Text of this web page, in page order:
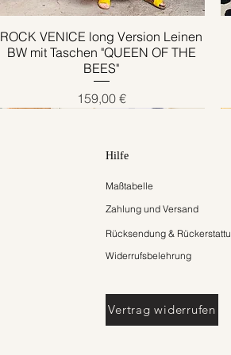
Schnellansicht
ROCK VENICE long Version Leinen
BW mit Taschen "QUEEN OF THE
BEES"
Preis
159,00 €
Hilfe
Maßtabelle
Zahlung und Versand
Rücksendung &
Widerrufsbelehrung
Vertrag widerrufen